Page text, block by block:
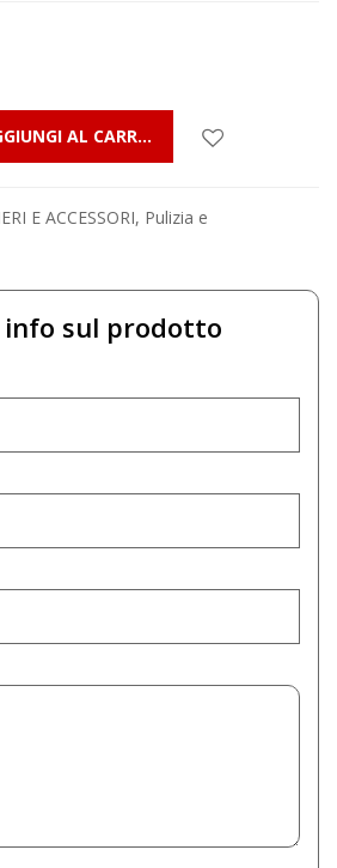
AL CARRELLO
E ACCESSORI, Pulizia e
info sul prodotto